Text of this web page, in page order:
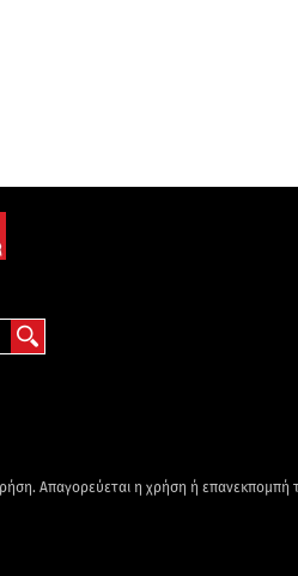
Απαγορεύεται η χρήση ή